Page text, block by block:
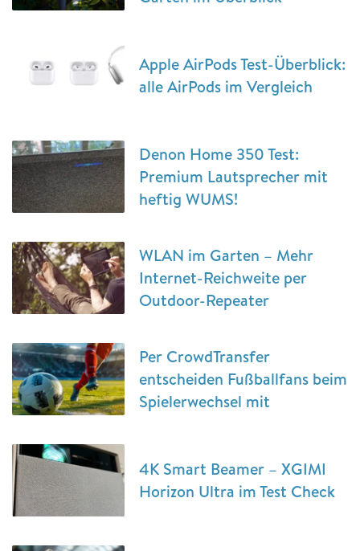
Apple AirPods Test-Überblick:
alle AirPods im Vergleich
Denon Home 350 Test:
Premium Lautsprecher mit
heftig WUMS!
WLAN im Garten – Mehr
Internet-Reichweite per
Outdoor-Repeater
Per CrowdTransfer
entscheiden Fußballfans beim
Spielerwechsel mit
4K Smart Beamer – XGIMI
Horizon Ultra im Test Check